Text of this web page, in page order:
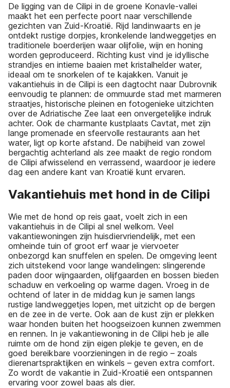
De ligging van de Cilipi in de groene Konavle-vallei
maakt het een perfecte poort naar verschillende
gezichten van Zuid-Kroatië. Rijd landinwaarts en je
ontdekt rustige dorpjes, kronkelende landweggetjes en
traditionele boerderijen waar olijfolie, wijn en honing
worden geproduceerd. Richting kust vind je idyllische
strandjes en intieme baaien met kristalhelder water,
ideaal om te snorkelen of te kajakken. Vanuit je
vakantiehuis in de Cilipi is een dagtocht naar Dubrovnik
eenvoudig te plannen: de ommuurde stad met marmeren
straatjes, historische pleinen en fotogenieke uitzichten
over de Adriatische Zee laat een onvergetelijke indruk
achter. Ook de charmante kustplaats Cavtat, met zijn
lange promenade en sfeervolle restaurants aan het
water, ligt op korte afstand. De nabijheid van zowel
bergachtig achterland als zee maakt de regio rondom
de Cilipi afwisselend en verrassend, waardoor je iedere
dag een andere kant van Kroatië kunt ervaren.
Vakantiehuis met hond in de Cilipi
Wie met de hond op reis gaat, voelt zich in een
vakantiehuis in de Cilipi al snel welkom. Veel
vakantiewoningen zijn huisdiervriendelijk, met een
omheinde tuin of groot erf waar je viervoeter
onbezorgd kan snuffelen en spelen. De omgeving leent
zich uitstekend voor lange wandelingen: slingerende
paden door wijngaarden, olijfgaarden en bossen bieden
schaduw en verkoeling op warme dagen. Vroeg in de
ochtend of later in de middag kun je samen langs
rustige landweggetjes lopen, met uitzicht op de bergen
en de zee in de verte. Ook aan de kust zijn er plekken
waar honden buiten het hoogseizoen kunnen zwemmen
en rennen. In je vakantiewoning in de Cilipi heb je alle
ruimte om de hond zijn eigen plekje te geven, en de
goed bereikbare voorzieningen in de regio – zoals
dierenartspraktijken en winkels – geven extra comfort.
Zo wordt de vakantie in Zuid-Kroatië een ontspannen
ervaring voor zowel baas als dier.